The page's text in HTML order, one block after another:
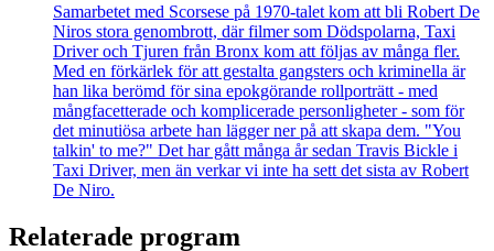
Samarbetet med Scorsese på 1970-talet kom att bli Robert De
Niros stora genombrott, där filmer som Dödspolarna, Taxi
Driver och Tjuren från Bronx kom att följas av många fler.
Med en förkärlek för att gestalta gangsters och kriminella är
han lika berömd för sina epokgörande rollporträtt - med
mångfacetterade och komplicerade personligheter - som för
det minutiösa arbete han lägger ner på att skapa dem. "You
talkin' to me?" Det har gått många år sedan Travis Bickle i
Taxi Driver, men än verkar vi inte ha sett det sista av Robert
De Niro.
Relaterade program